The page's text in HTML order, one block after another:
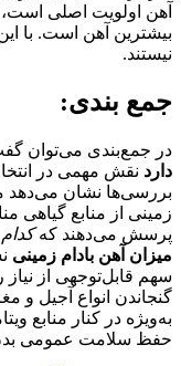
آهن اولویت اصلی است،
بیشترین آهن است. با
نیستند.
جمع بندی:
در جمع‌بندی می‌توان
دارد نقش مهمی در
بررسی‌ها نشان می‌دهد
زمینی از منابع گیاهی
پرسش می‌دهند که
میزان آهن بادام زمینی
سهم قابل‌توجهی از نیاز
گنجاندن انواع آجیل و
حفظ سلامت عمومی